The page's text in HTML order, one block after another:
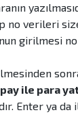
no verileri
girilmesi
ile para
Enter ya